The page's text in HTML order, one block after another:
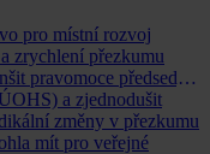
pro místní rozvoj
zrychlení přezkumu
pravomoce předsedy
a zjednodušit
změny v přezkumu
mít pro veřejné